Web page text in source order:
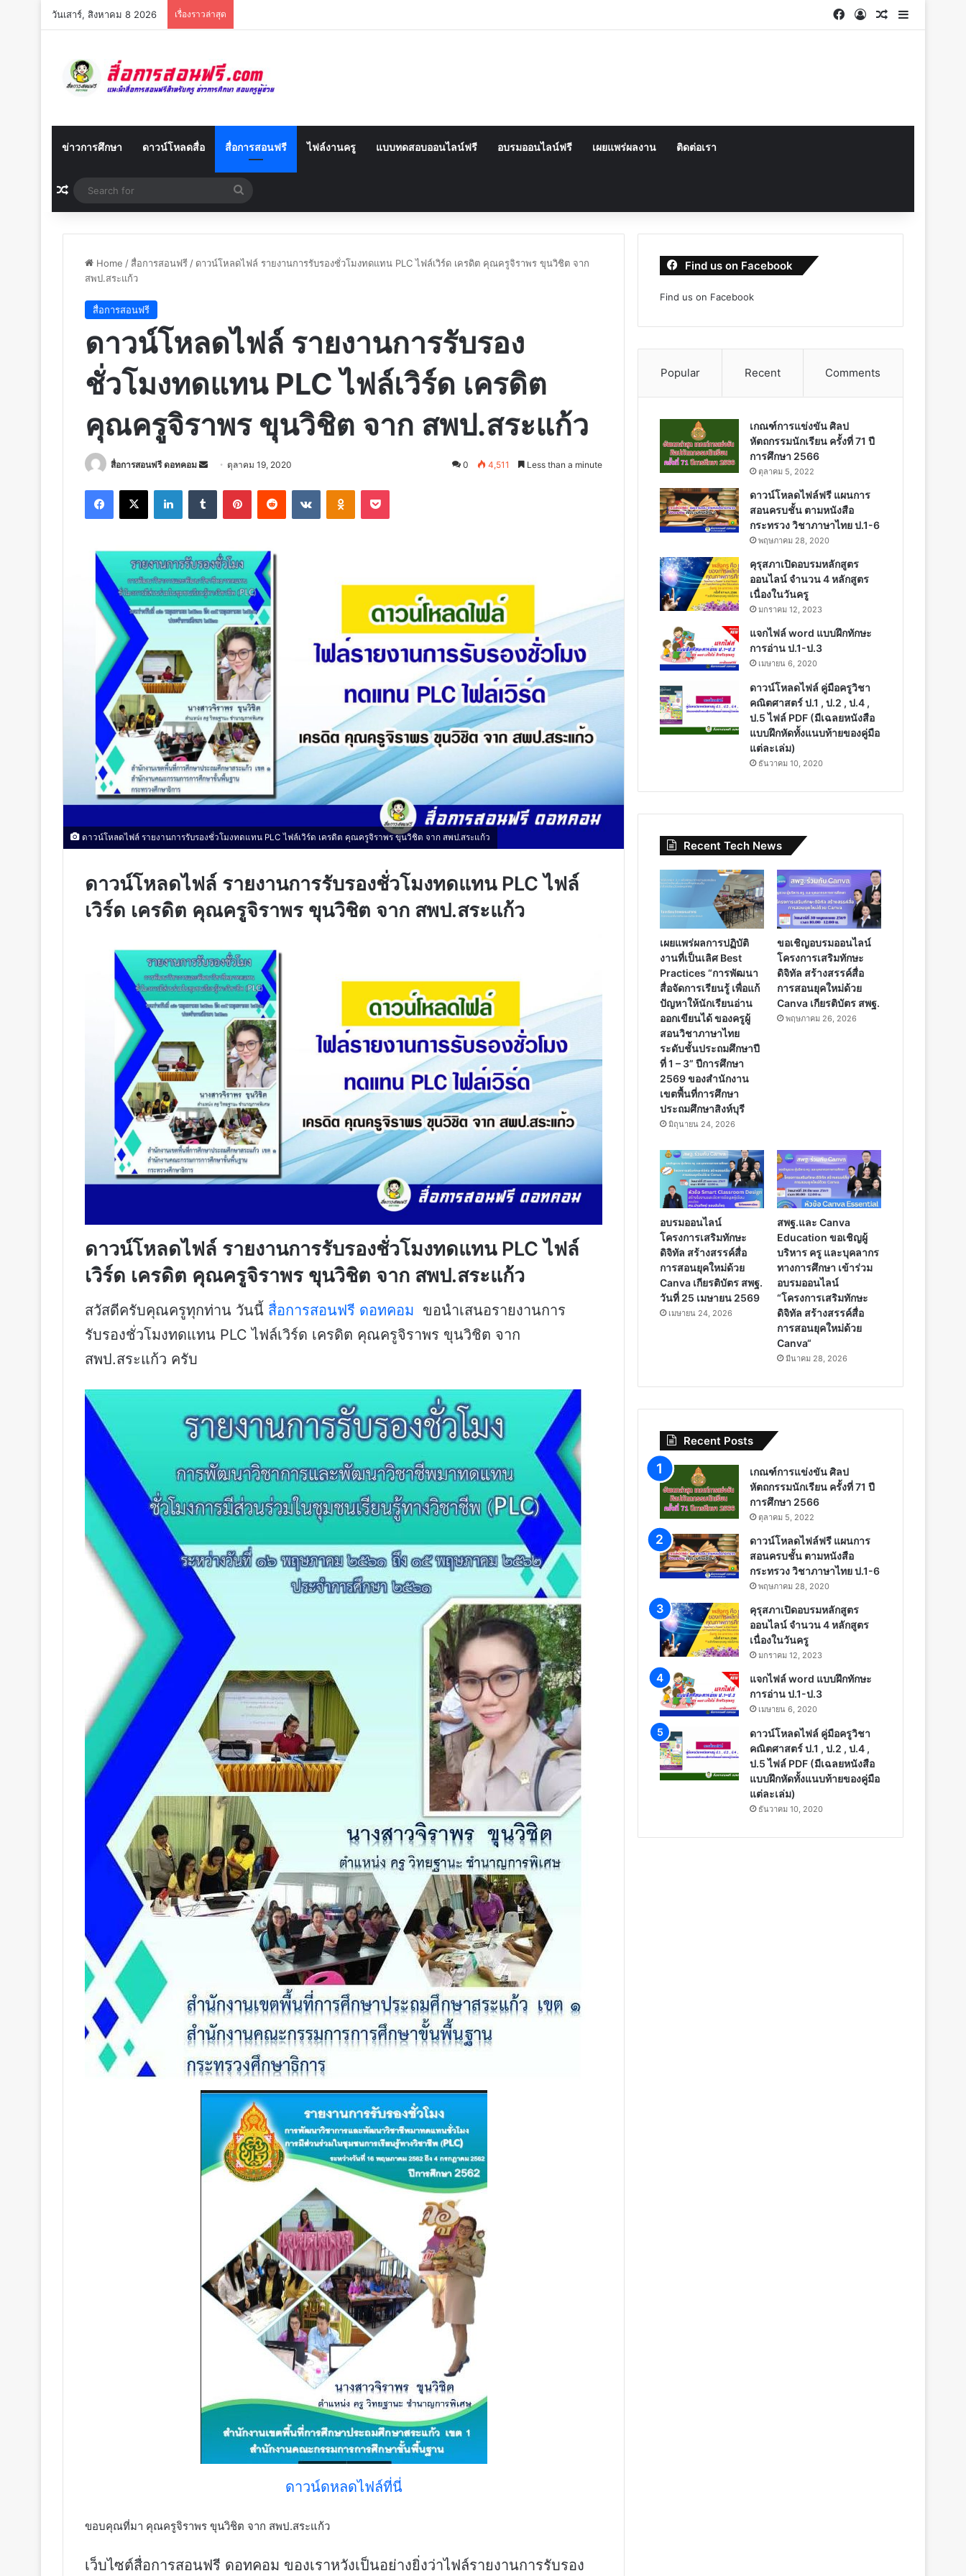
วันเสาร์, สิงหาคม 8 2026 เรื่องราวล่าสุด Facebook
Log InRandom
Sidebar
ข่าวการศึกษา ดาวน์โหลดสื่อ สื่อการสอนฟรี ไฟล์งานครู แบบทดสอบออนไลน์ฟรี อบรมออนไลน์ฟรี เผยแพร่ผลงาน ติดต่อเรา
Random Article
for
Home / สื่อการสอนฟรี / ดาวน์โหลดไฟล์ รายงานการรับรองชั่วโมงทดแทน PLC ไฟล์เวิร์ด เครดิต คุณครูจิราพร ขุนวิชิต จาก
สพป.สระแก้ว
สื่อการสอนฟรี
ดาวน์โหลดไฟล์ รายงานการรับรอง
ชั่วโมงทดแทน PLC ไฟล์เวิร์ด เครดิต
คุณครูจิราพร ขุนวิชิต จาก สพป.สระแก้ว
สื่อการสอนฟรี ดอทคอม
Send ตุลาคม 19, 2020 0 4,511 Less than a minute
Facebook
X LinkedInTumblr PinterestReddit VKontakteOdnoklassniki
Pocket
ดาวน์โหลดไฟล์ รายงานการรับรองชั่วโมงทดแทน PLC ไฟล์เวิร์ด เครดิต คุณครูจิราพร ขุนวิชิต จาก สพป.สระแก้ว
ดาวน์โหลดไฟล์ รายงานการรับรองชั่วโมงทดแทน PLC ไฟล์
เวิร์ด เครดิต คุณครูจิราพร ขุนวิชิต จาก สพป.สระแก้ว
ดาวน์โหลดไฟล์ รายงานการรับรองชั่วโมงทดแทน PLC ไฟล์
เวิร์ด เครดิต คุณครูจิราพร ขุนวิชิต จาก สพป.สระแก้ว
สวัสดีครับคุณครูทุกท่าน วันนี้ สื่อการสอนฟรี ดอทคอม ขอนำเสนอรายงานการ
รับรองชั่วโมงทดแทน PLC ไฟล์เวิร์ด เครดิต คุณครูจิราพร ขุนวิชิต จาก
สพป.สระแก้ว ครับ
ดาวน์ดหลดไฟล์ที่นี่
ขอบคุณที่มา คุณครูจิราพร ขุนวิชิต จาก สพป.สระแก้ว
เว็บไซต์สื่อการสอนฟรี ดอทคอม ของเราหวังเป็นอย่างยิ่งว่าไฟล์รายงานการรับรอง
Find us on Facebook
Find us on Facebook
Popular Recent Comments
เกณฑ์การแข่งขัน ศิลป
หัตถกรรมนักเรียน ครั้งที่ 71 ปี
การศึกษา 2566
ตุลาคม 5, 2022
ดาวน์โหลดไฟล์ฟรี แผนการ
สอนครบชั้น ตามหนังสือ
กระทรวง วิชาภาษาไทย ป.1-6
พฤษภาคม 28, 2020
คุรุสภาเปิดอบรมหลักสูตร
ออนไลน์ จำนวน 4 หลักสูตร
เนื่องในวันครู
มกราคม 12, 2023
แจกไฟล์ word แบบฝึกทักษะ
การอ่าน ป.1-ป.3
เมษายน 6, 2020
ดาวน์โหลดไฟล์ คู่มือครูวิชา
คณิตศาสตร์ ป.1 , ป.2 , ป.4 ,
ป.5 ไฟล์ PDF (มีเฉลยหนังสือ
แบบฝึกหัดทั้งแนบท้ายของคู่มือ
แต่ละเล่ม)
ธันวาคม 10, 2020
Recent Tech News
เผยแพร่ผลการปฏิบัติ
งานที่เป็นเลิศ Best
Practices “การพัฒนา
สื่อจัดการเรียนรู้ เพื่อแก้
ปัญหาให้นักเรียนอ่าน
ออกเขียนได้ ของครูผู้
สอนวิชาภาษาไทย
ระดับชั้นประถมศึกษาปี
ที่ 1 – 3” ปีการศึกษา
2569 ของสำนักงาน
เขตพื้นที่การศึกษา
ประถมศึกษาสิงห์บุรี
มิถุนายน 24, 2026
ขอเชิญอบรมออนไลน์
โครงการเสริมทักษะ
ดิจิทัล สร้างสรรค์สื่อ
การสอนยุคใหม่ด้วย
Canva เกียรติบัตร สพฐ.
พฤษภาคม 26, 2026
อบรมออนไลน์
โครงการเสริมทักษะ
ดิจิทัล สร้างสรรค์สื่อ
การสอนยุคใหม่ด้วย
Canva เกียรติบัตร สพฐ.
วันที่ 25 เมษายน 2569
เมษายน 24, 2026
สพฐ.และ Canva
Education ขอเชิญผู้
บริหาร ครู และบุคลากร
ทางการศึกษา เข้าร่วม
อบรมออนไลน์
“โครงการเสริมทักษะ
ดิจิทัล สร้างสรรค์สื่อ
การสอนยุคใหม่ด้วย
Canva“
มีนาคม 28, 2026
Recent Posts
เกณฑ์การแข่งขัน ศิลป
หัตถกรรมนักเรียน ครั้งที่ 71 ปี
การศึกษา 2566
ตุลาคม 5, 2022
ดาวน์โหลดไฟล์ฟรี แผนการ
สอนครบชั้น ตามหนังสือ
กระทรวง วิชาภาษาไทย ป.1-6
พฤษภาคม 28, 2020
คุรุสภาเปิดอบรมหลักสูตร
ออนไลน์ จำนวน 4 หลักสูตร
เนื่องในวันครู
มกราคม 12, 2023
แจกไฟล์ word แบบฝึกทักษะ
การอ่าน ป.1-ป.3
เมษายน 6, 2020
ดาวน์โหลดไฟล์ คู่มือครูวิชา
คณิตศาสตร์ ป.1 , ป.2 , ป.4 ,
ป.5 ไฟล์ PDF (มีเฉลยหนังสือ
แบบฝึกหัดทั้งแนบท้ายของคู่มือ
แต่ละเล่ม)
ธันวาคม 10, 2020